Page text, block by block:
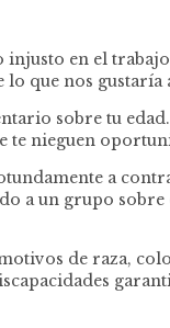
en el
lo que nos
sobre tu
te nieguen
a
a un grupo sobre
de raza,